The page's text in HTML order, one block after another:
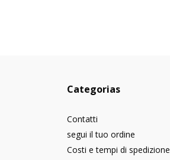
Categorias
Contatti
segui il tuo ordine
Costi e tempi di spedizione